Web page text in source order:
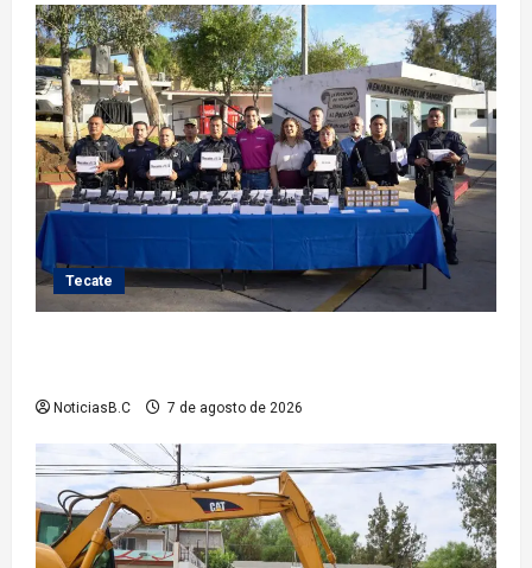
Tecate
NoticiasB.C 7 de agosto de 2026